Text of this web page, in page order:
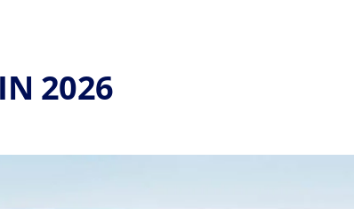
2026